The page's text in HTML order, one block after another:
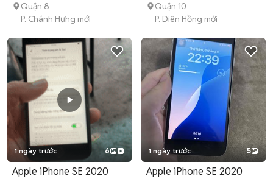
Quận 8
P. Chánh Hưng mới
Quận 10
P. Diên Hồng mới
1 ngày trước 6
Apple iPhone SE 2020
1 ngày trước 5
Apple iPhone SE 2020